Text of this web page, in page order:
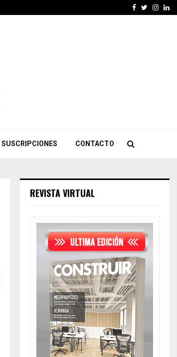
Facebook
Twitter
SUSCRIPCIONES CONTACTO
REVISTA VIRTUAL